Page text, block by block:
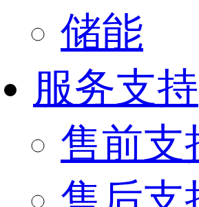
储能
服务支持
售前支